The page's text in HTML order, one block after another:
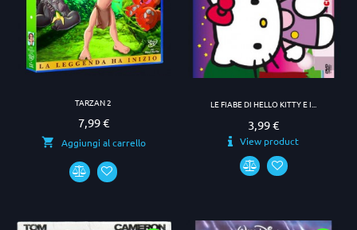
TARZAN 2
Prezzo
7,99 €
Aggiungi al carrello
LE FIABE DI HELLO KITTY E I...
Prezzo
3,99 €
View product